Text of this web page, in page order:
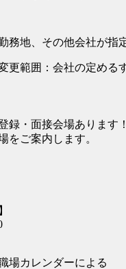
務地、その他会社が指
更範囲：会社の定める
録・面接会場あります！
をご案内します。
場カレンダーによる